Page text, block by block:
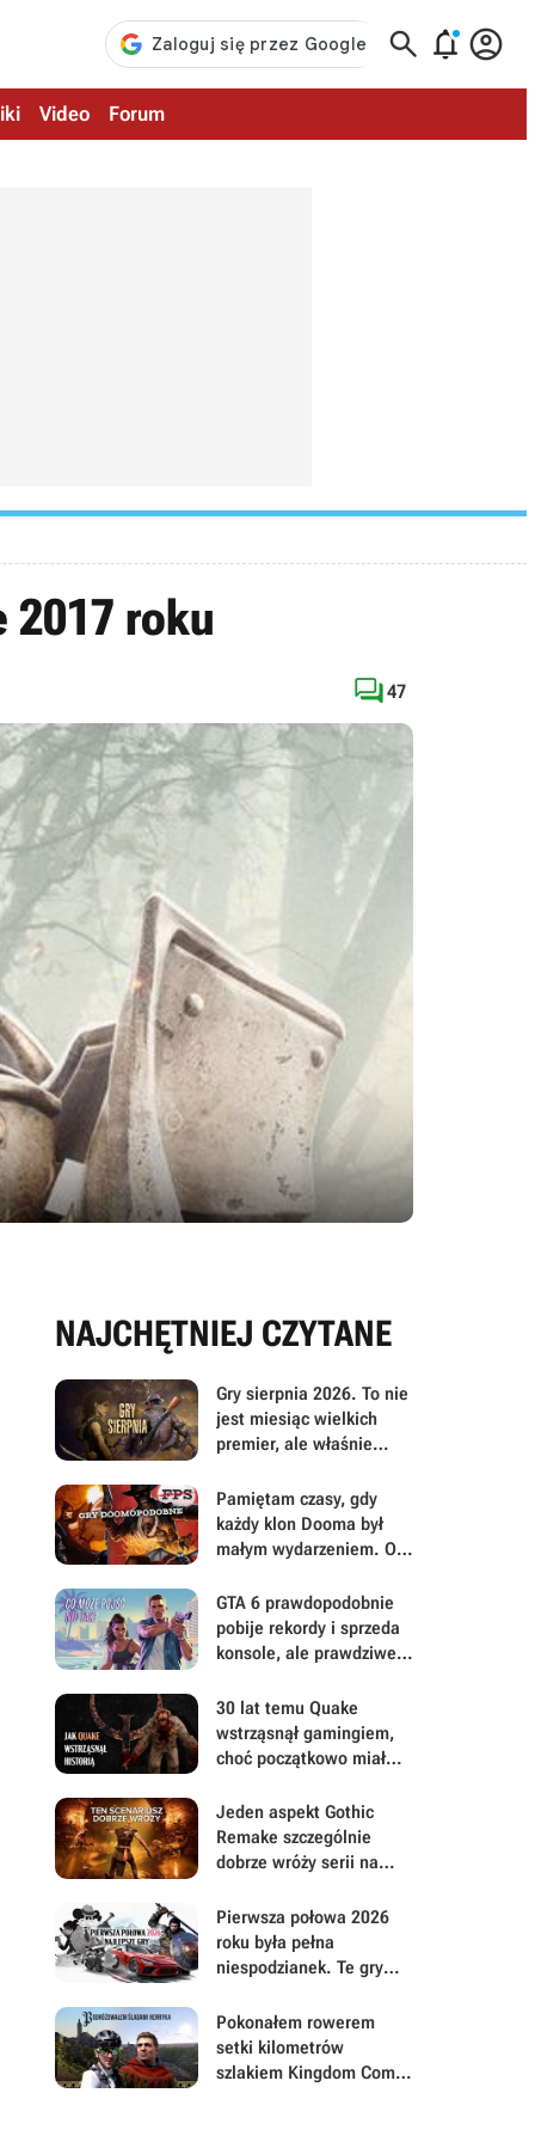
  
Video Forum
2017 roku
47
NAJCHĘTNIEJ CZYTANE
Gry sierpnia 2026. To nie
jest miesiąc wielkich
premier, ale właśnie
mu się uważniej
Pamiętam czasy, gdy
każdy klon Dooma był
małym wydarzeniem. Oto
FPS-y lat 90.
GTA 6 prawdopodobnie
pobije rekordy i sprzeda
konsole, ale prawdziwe
będą musieli mu
wybaczyć
30 lat temu Quake
wstrząsnął gamingiem,
choć początkowo miał
Jeden aspekt Gothic
Remake szczególnie
dobrze wróży serii na
mają powody do dumy
Pierwsza połowa 2026
roku była pełna
niespodzianek. Te gry
uwagę i Wasz czas
Pokonałem rowerem
setki kilometrów
szlakiem Kingdom Come: